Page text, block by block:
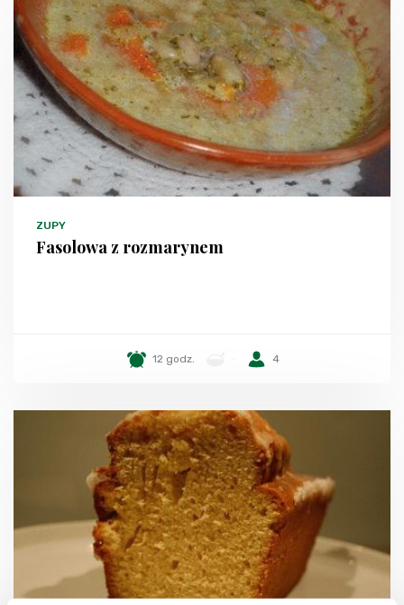
ZUPY
Fasolowa z rozmarynem
12 godz. 4